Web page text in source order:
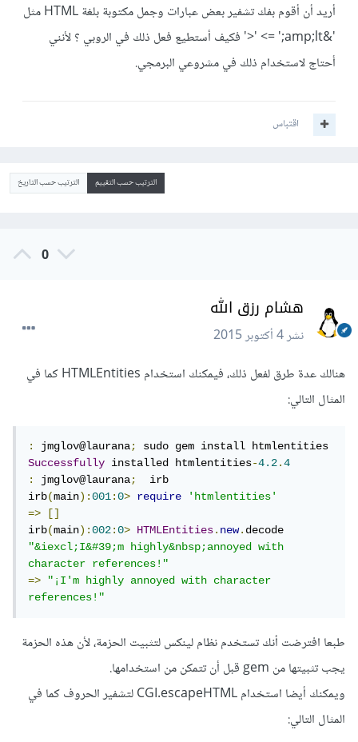
أريد أن أقوم بفك تشفير بعض عبارات وجمل مكتوبة بلغة HTML مثل
'&amp;lt;' => '<' فكيف أستطيع فعل ذلك في الروبي ؟ لأنني
أحتاج لاستخدام ذلك في مشروعي البرمجي.
اقتباس
الترتيب حسب التقييم الترتيب حسب التاريخ
0
هشام رزق الله
نشر4 أكتوبر 2015
هنالك عدة طرق لفعل ذلك، فيمكنك استخدام HTMLEntities كما في
المثال التالي:
: jmglov@laurana;
Successfully installed htmlentities-4.2.4
:
jmglov@laurana;
  irb
irb(main):001:0> require
'htmlentities'
=>
[]
irb(main):002:0> HTMLEntities.new.
"&iexcl;I&#39;m highly&nbsp;annoyed with
character references!"
=>
"¡I'm highly annoyed with character
references!"
طبعا افترضت أنك تستخدم نظام لينكس لتثبيت الحزمة، لأن هذه الحزمة
يجب تثبيتها من gem قبل أن تتمكن من استخدامها.
ويمكنك أيضا استخدام CGI.escapeHTML لتشفير الحروف كما في
المثال التالي: